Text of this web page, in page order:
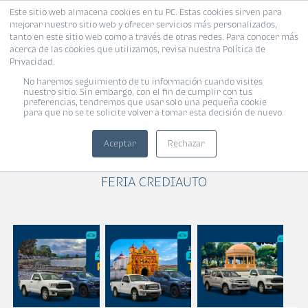
Este sitio web almacena cookies en tu PC. Estas cookies sirven para
mejorar nuestro sitio web y ofrecer servicios más personalizados,
tanto en este sitio web como a través de otras redes. Para conocer más
acerca de las cookies que utilizamos, revisa nuestra Política de
Privacidad.
No haremos seguimiento de tu información cuando visites
nuestro sitio. Sin embargo, con el fin de cumplir con tus
preferencias, tendremos que usar solo una pequeña cookie
para que no se te solicite volver a tomar esta decisión de nuevo.
Aceptar Rechazar
MENÚ
CATEGORÍAS
FERIA CREDIAUTO